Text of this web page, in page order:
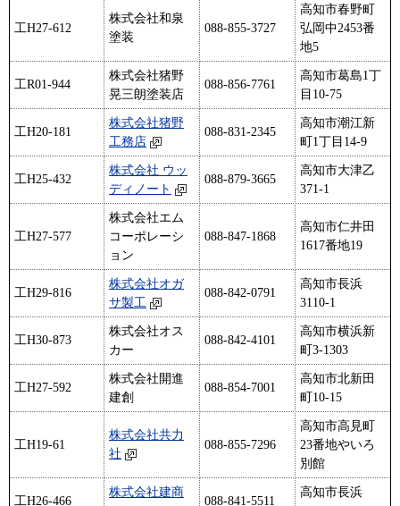
工H27-612
株式会社和泉
塗装
088-855-3727
高知市春野町
弘岡中2453番
地5
工R01-944
株式会社猪野
晃三朗塗装店
088-856-7761
高知市葛島1丁
目10-75
工H20-181
株式会社猪野
工務店
088-831-2345
高知市潮江新
町1丁目14-9
工H25-432
株式会社 ウッ
ディノート
088-879-3665
高知市大津乙
371-1
工H27-577
株式会社エム
コーポレーシ
ョン
088-847-1868
高知市仁井田
1617番地19
工H29-816
株式会社オガ
サ製工
088-842-0791
高知市長浜
3110-1
工H30-873
株式会社オス
カー
088-842-4101
高知市横浜新
町3-1303
工H27-592
株式会社開進
建創
088-854-7001
高知市北新田
町10-15
工H19-61
株式会社共力
社
088-855-7296
高知市高見町
23番地やいろ
別館
工H26-466
株式会社建商
088-841-5511
高知市長浜